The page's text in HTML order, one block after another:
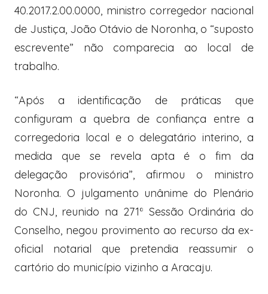
40.2017.2.00.0000, ministro corregedor nacional
de Justiça, João Otávio de Noronha, o “suposto
escrevente” não comparecia ao local de
trabalho.
“Após a identificação de práticas que
configuram a quebra de confiança entre a
corregedoria local e o delegatário interino, a
medida que se revela apta é o fim da
delegação provisória”, afirmou o ministro
Noronha. O julgamento unânime do Plenário
do CNJ, reunido na 271ª Sessão Ordinária do
Conselho, negou provimento ao recurso da ex-
oficial notarial que pretendia reassumir o
cartório do município vizinho a Aracaju.